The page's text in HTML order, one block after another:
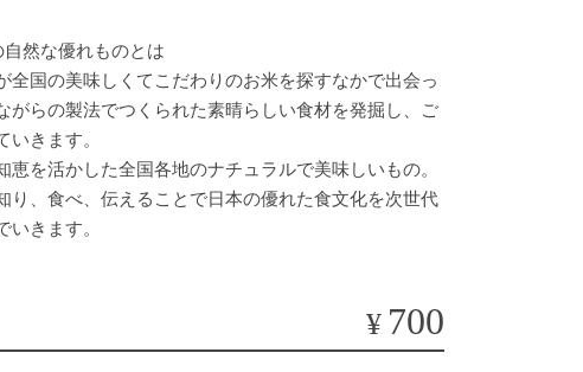
自然な優れものとは
全国の美味しくてこだわりのお米を探すなかで出会っ
がらの製法でつくられた素晴らしい食材を発掘し、ご
いきます。
恵を活かした全国各地のナチュラルで美味しいもの。
り、食べ、伝えることで日本の優れた食文化を次世代
いきます。
¥ 700